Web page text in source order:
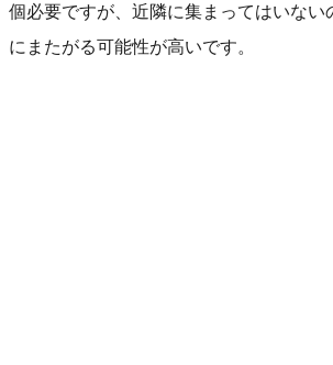
個必要ですが、近隣に集まってはいない
にまたがる可能性が高いです。